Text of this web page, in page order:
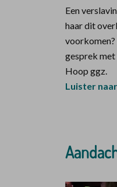
Een
haar dit
voorkomen?
gesprek met
Hoop ggz.
Luister